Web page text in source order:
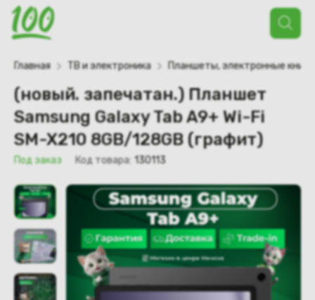
Поиск
товаров
Главная ТВ и электроника Планшеты, электронные книги
(новый. запечатан.) Планшет
Samsung Galaxy Tab A9+ Wi-Fi
SM-X210 8GB/128GB (графит)
Под заказ Код товара: 130113